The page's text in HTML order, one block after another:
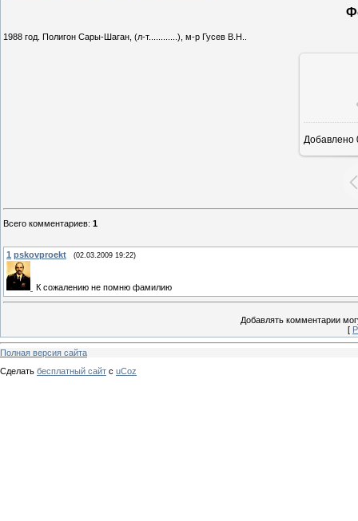
1988 год. Полигон Сары-Шаган, (л-т............), м-р Гусев В.Н..
Добавлено
Всего комментариев: 1
1 pskovproekt (02.03.2009 19:22)
К сожалению не помню фамилию
Добавлять комментарии
[
Полная версия сайта
Сделать бесплатный сайт с uCoz